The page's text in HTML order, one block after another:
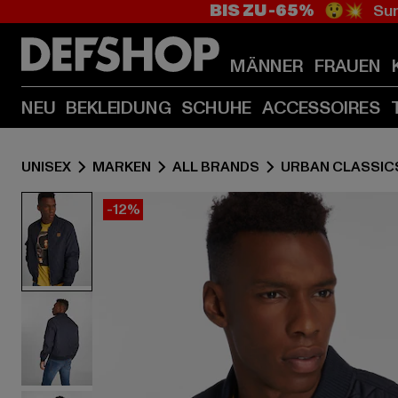
BIS ZU -65% 😲💥
MÄNNER FRAUEN
NEU BEKLEIDUNG SCHUHE ACCESSOIRES
UNISEX MARKEN ALL BRANDS URBAN
-12%